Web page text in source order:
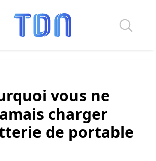
vous ne
charger
de portable